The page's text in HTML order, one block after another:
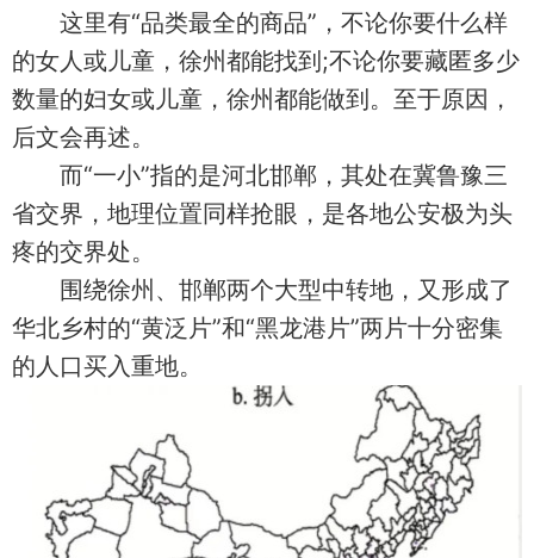
这里有“品类最全的商品”，不论你要什么样
的女人或儿童，徐州都能找到;不论你要藏匿多少
数量的妇女或儿童，徐州都能做到。至于原因，
后文会再述。
而“一小”指的是河北邯郸，其处在冀鲁豫三
省交界，地理位置同样抢眼，是各地公安极为头
疼的交界处。
围绕徐州、邯郸两个大型中转地，又形成了
华北乡村的“黄泛片”和“黑龙港片”两片十分密集
的人口买入重地。